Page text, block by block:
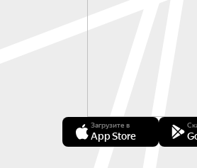
Загрузите в
App Store